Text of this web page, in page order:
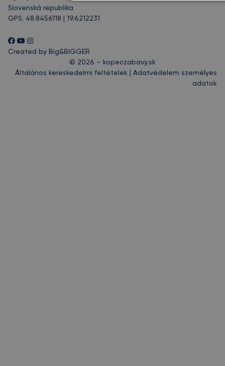
Slovenská republika
GPS: 48.8456118 | 19.6212231
Created by Big&BIGGER
© 2026 – kopeczabavy.sk
Általános kereskedelmi feltételek
Adatvédelem személyes
adatok